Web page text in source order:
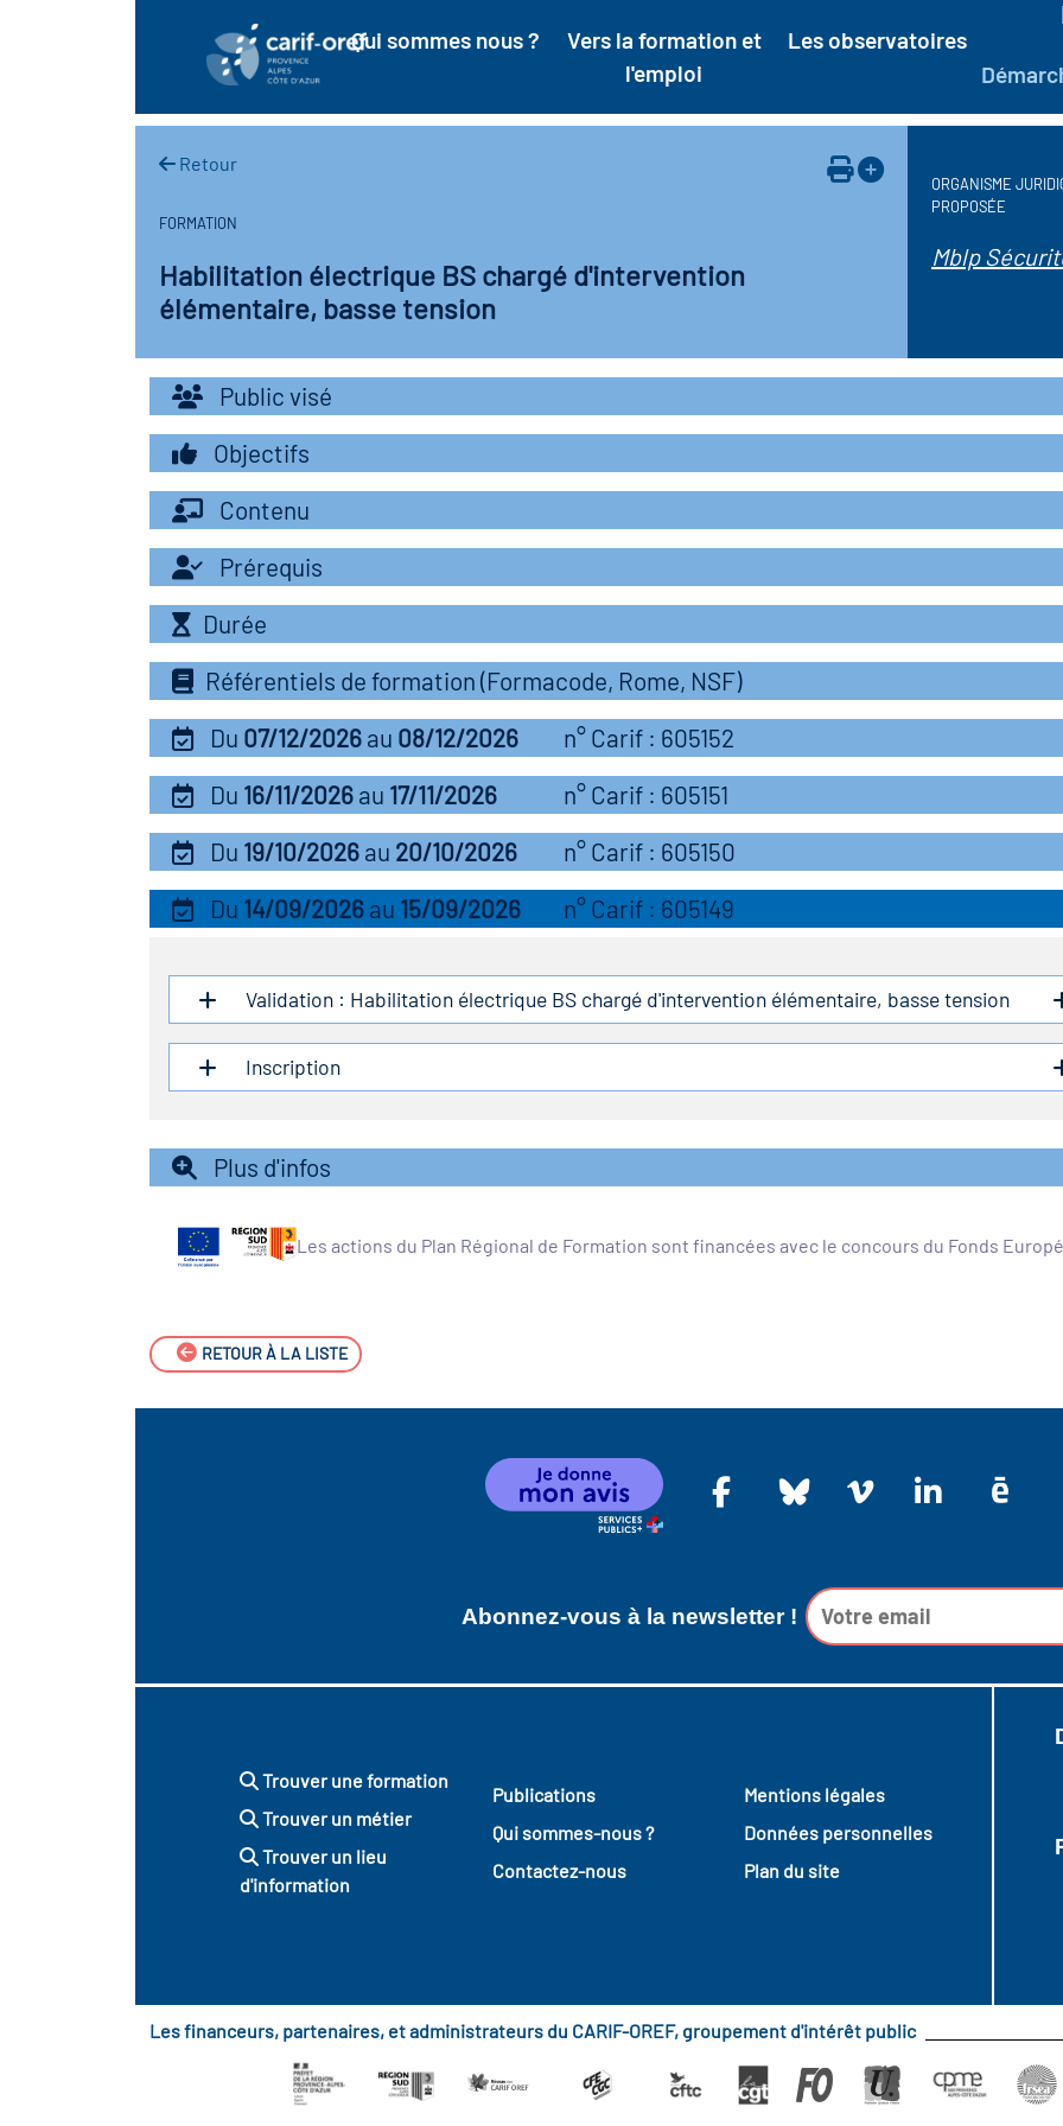
Qui sommes nous ?
Vers la formation et
l'emploi
Les observatoires
Retour
FORMATION
Habilitation électrique BS chargé d'intervention
élémentaire, basse tension
ORGANISME
PROPOSÉE
Mblp
Public visé
Objectifs
Contenu
Prérequis
Durée
Référentiels de formation (Formacode, Rome, NSF)
Du 07/12/2026 au 08/12/2026
n° Carif : 605152
Du 16/11/2026 au 17/11/2026
n° Carif : 605151
Du 19/10/2026 au 20/10/2026
n° Carif : 605150
Du 14/09/2026 au 15/09/2026 n° Carif : 605149
Validation : Habilitation électrique BS chargé d'intervention élémentaire, basse tension
Inscription
Plus d'infos
Les actions du Plan Régional de Formation sont financées avec le concours du Fonds
RETOUR À LA LISTE
Abonnez-vous à la newsletter !
Trouver une formation
Trouver un métier
Trouver un lieu
d'information
Publications
Qui sommes-nous ?
Contactez-nous
Mentions légales
Données personnelles
Plan du site
Les financeurs, partenaires, et administrateurs du CARIF-OREF, groupement d'intérêt public